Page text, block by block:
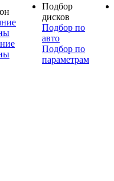
Подбор
дисков
Подбор по
авто
Подбор по
параметрам